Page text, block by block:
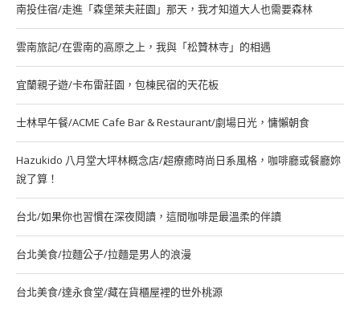
南投住宿/走進「森堡萊夫莊園」那天，我才知道大人也需要森林
雲南旅記/在雲南的高原之上，我與「松贊林寺」的相遇
宜蘭親子遊/卡布雷莊園，包棟民宿的天花板
士林早午餐/ACME Cafe Bar & Restaurant/劇場日光，慵懶朝食
Hazukido 八月堂大坪林概念店/超療癒時尚日系風格，咖啡廳或餐廳妳
說了算！
台北/如果你也習慣在深夜閱讀，這間咖啡是最溫柔的伴讀
台北美食/拉麵公子/拉麵是男人的浪漫
台北美食/達永食堂/藏在貨櫃屋裡的世外桃源